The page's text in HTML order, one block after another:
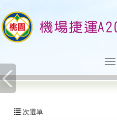
次選單